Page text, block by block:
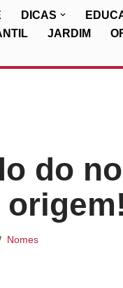
DICAS
JARDIM
do
Nomes